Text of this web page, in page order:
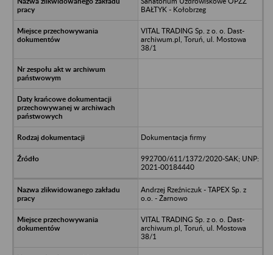
BAŁTYK - Kołobrzeg
VITAL TRADING Sp. z o. o. Dast-
archiwum.pl, Toruń, ul. Mostowa
38/1
Dokumentacja firmy
992700/611/1372/2020-SAK; UNP:
2021-00184440
Andrzej Rzeźniczuk - TAPEX Sp. z
o.o. - Żarnowo
VITAL TRADING Sp. z o. o. Dast-
archiwum.pl, Toruń, ul. Mostowa
38/1